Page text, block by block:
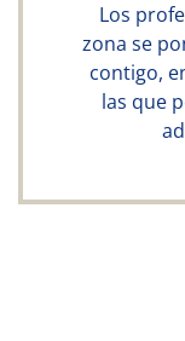
Los
zona se
contigo,
las que